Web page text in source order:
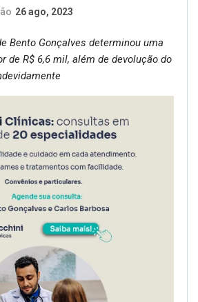
26 ago, 2023
Bento Gonçalves determinou uma
de R$ 6,6 mil, além de devolução do